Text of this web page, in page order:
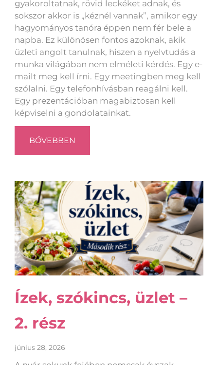
gyakoroltatnak, rövid leckéket adnak, és
sokszor akkor is „kéznél vannak”, amikor egy
hagyományos tanóra éppen nem fér bele a
napba. Ez különösen fontos azoknak, akik
üzleti angolt tanulnak, hiszen a nyelvtudás a
munka világában nem elméleti kérdés. Egy e-
mailt meg kell írni. Egy meetingben meg kell
szólalni. Egy telefonhívásban reagálni kell.
Egy prezentációban magabiztosan kell
képviselni a gondolatainkat.
BŐVEBBEN
Ízek, szókincs, üzlet –
2. rész
június 28, 2026